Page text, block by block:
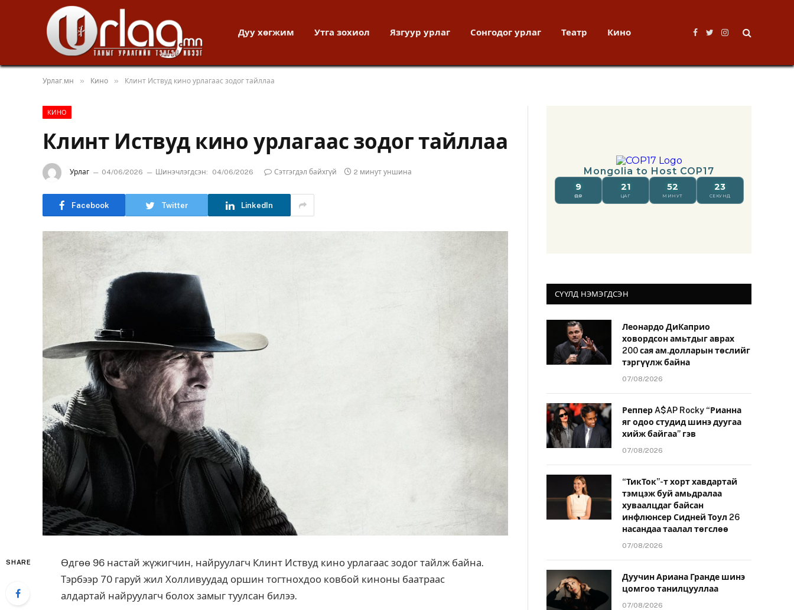
Дуу хөгжим Утга зохиол Язгуур урлаг Сонгодог урлаг Театр Кино
Facebook
TwitterInstagram
Урлаг.мн » Кино » Клинт Иствуд кино урлагаас зодог тайллаа
КИНО
Клинт Иствуд кино урлагаас зодог тайллаа
Урлаг 04/06/2026 Шинэчлэгдсэн: 04/06/2026 Сэтгэгдэл байхгүй 2 минут уншина
Facebook Twitter LinkedIn
SHARE
Өдгөө 96 настай жүжигчин, найруулагч Клинт Иствуд кино урлагаас зодог тайлж байна.
Тэрбээр 70 гаруй жил Холливуудад оршин тогтнохдоо ковбой киноны баатраас
алдартай найруулагч болох замыг туулсан билээ.
СҮҮЛД НЭМЭГДСЭН
Леонардо ДиКаприо
ховордсон амьтдыг аврах
200 сая ам.долларын төслийг
тэргүүлж байна
07/08/2026
Реппер A$AP Rocky “Рианна
яг одоо студид шинэ дуугаа
хийж байгаа” гэв
07/08/2026
“ТикТок”-т хорт хавдартай
тэмцэж буй амьдралаа
хуваалцдаг байсан
инфлюнсер Сидней Тоул 26
насандаа таалал төгслөө
07/08/2026
Дуучин Ариана Гранде шинэ
цомгоо танилцууллаа
07/08/2026